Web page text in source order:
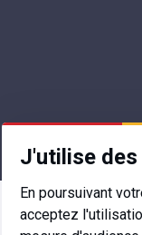
J'utilise
En poursuivant
acceptez